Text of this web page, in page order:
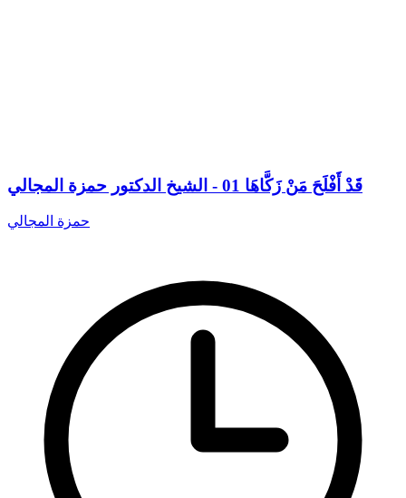
قَدْ أَفْلَحَ مَنْ زَكَّاهَا 01 - الشيخ الدكتور حمزة المجالي
حمزة المجالي